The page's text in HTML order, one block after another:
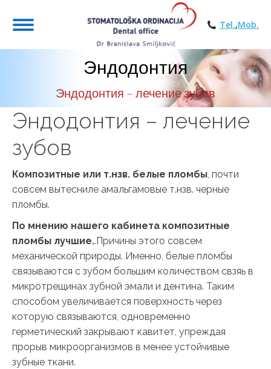
Tel.,Mob.
Эндодонтия
Эндодонтия – лечение зубов
Эндодонтия – лечение
зубов
Композитные или т.нзв. белые пломбы, почти
совсем вытесниле амальгамовые т.нзв. черные
пломбы.
По мнению нашего кабинета композитные
пломбы лучшие..Причины этого совсем
механической природы. Именно, белые пломбы
связываются с зубом большим количеством свзяь в
микротрещинах зубной эмали и дентина. Таким
способом увеличивается поверхность через
которую связываются, одновременно
герметический закрывают кавитет, упреждая
прорыв микроорганизмов в менее устойчивые
зубные ткани.